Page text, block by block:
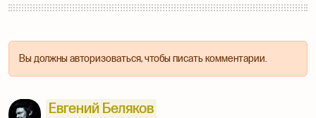
Вы должны авторизоваться, чтобы писать комментарии.
Евгений Беляков